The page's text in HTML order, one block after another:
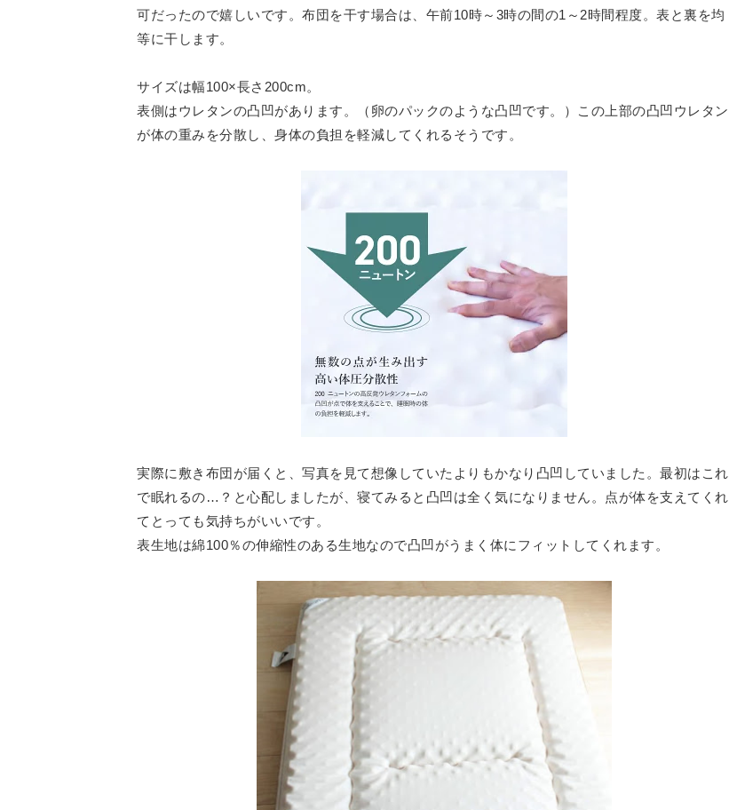
可だったので嬉しいです。布団を干す場合は、午前10時～3時の間の1～2時間程度。表と裏を均
等に干します。
サイズは幅100×長さ200cm。
表側はウレタンの凸凹があります。（卵のパックのような凸凹です。）この上部の凸凹ウレタン
が体の重みを分散し、身体の負担を軽減してくれるそうです。
実際に敷き布団が届くと、写真を見て想像していたよりもかなり凸凹していました。最初はこれ
で眠れるの…？と心配しましたが、寝てみると凸凹は全く気になりません。点が体を支えてくれ
てとっても気持ちがいいです。
表生地は綿100％の伸縮性のある生地なので凸凹がうまく体にフィットしてくれます。